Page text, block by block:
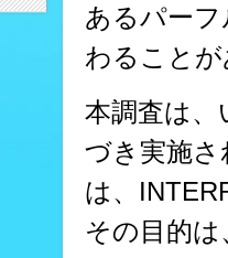
あるパー
わること
本調査は、
づき実施
は、
その目的